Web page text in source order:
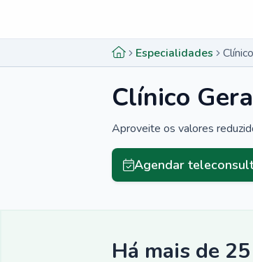
Especialidades
Clínico
Aproveite os valores
Agendar
Há mais de